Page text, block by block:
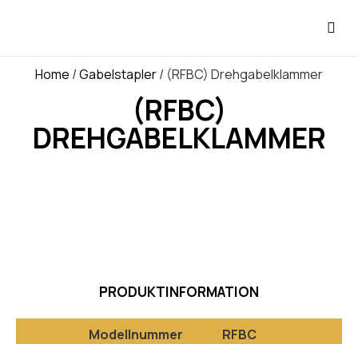
Home /Gabelstapler/ (RFBC) Drehgabelklammer
(RFBC)
DREHGABELKLAMMER
PRODUKTINFORMATION
Modellnummer
RFBC